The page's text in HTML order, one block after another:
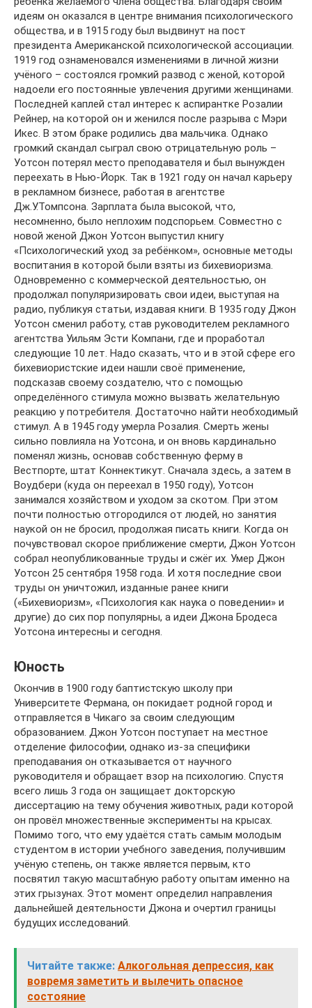
идеям он оказался в центре внимания психологического
общества, и в 1915 году был выдвинут на пост
президента Американской психологической ассоциации.
1919 год ознаменовался изменениями в личной жизни
учёного – состоялся громкий развод с женой, которой
надоели его постоянные увлечения другими женщинами.
Последней каплей стал интерес к аспирантке Розалии
Рейнер, на которой он и женился после разрыва с Мэри
Икес. В этом браке родились два мальчика. Однако
громкий скандал сыграл свою отрицательную роль –
Уотсон потерял место преподавателя и был вынужден
переехать в Нью-Йорк. Так в 1921 году он начал карьеру
в рекламном бизнесе, работая в агентстве
Дж.У.Томпсона. Зарплата была высокой, что,
несомненно, было неплохим подспорьем. Совместно с
новой женой Джон Уотсон выпустил книгу
«Психологический уход за ребёнком», основные методы
воспитания в которой были взяты из бихевиоризма.
Одновременно с коммерческой деятельностью, он
продолжал популяризировать свои идеи, выступая на
радио, публикуя статьи, издавая книги. В 1935 году Джон
Уотсон сменил работу, став руководителем рекламного
агентства Уильям Эсти Компани, где и проработал
следующие 10 лет. Надо сказать, что и в этой сфере его
бихевиористские идеи нашли своё применение,
подсказав своему создателю, что с помощью
определённого стимула можно вызвать желательную
реакцию у потребителя. Достаточно найти необходимый
стимул. А в 1945 году умерла Розалия. Смерть жены
сильно повлияла на Уотсона, и он вновь кардинально
поменял жизнь, основав собственную ферму в
Вестпорте, штат Коннектикут. Сначала здесь, а затем в
Воудбери (куда он переехал в 1950 году), Уотсон
занимался хозяйством и уходом за скотом. При этом
почти полностью отгородился от людей, но занятия
наукой он не бросил, продолжая писать книги. Когда он
почувствовал скорое приближение смерти, Джон Уотсон
собрал неопубликованные труды и сжёг их. Умер Джон
Уотсон 25 сентября 1958 года. И хотя последние свои
труды он уничтожил, изданные ранее книги
(«Бихевиоризм», «Психология как наука о поведении» и
другие) до сих пор популярны, а идеи Джона Бродеса
Уотсона интересны и сегодня.
Юность
Окончив в 1900 году баптистскую школу при
Университете Фермана, он покидает родной город и
отправляется в Чикаго за своим следующим
образованием. Джон Уотсон поступает на местное
отделение философии, однако из-за специфики
преподавания он отказывается от научного
руководителя и обращает взор на психологию. Спустя
всего лишь 3 года он защищает докторскую
диссертацию на тему обучения животных, ради которой
он провёл множественные эксперименты на крысах.
Помимо того, что ему удаётся стать самым молодым
студентом в истории учебного заведения, получившим
учёную степень, он также является первым, кто
посвятил такую масштабную работу опытам именно на
этих грызунах. Этот момент определил направления
дальнейшей деятельности Джона и очертил границы
будущих исследований.
Читайте также: Алкогольная депрессия, как
вовремя заметить и вылечить опасное
состояние